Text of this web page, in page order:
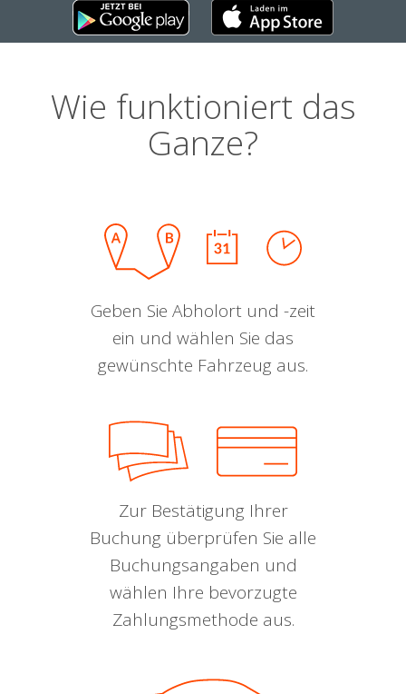
Wie funktioniert das
Ganze?
Geben Sie Abholort und -zeit
ein und wählen Sie das
gewünschte Fahrzeug aus.
Zur Bestätigung Ihrer
Buchung überprüfen Sie alle
Buchungsangaben und
wählen Ihre bevorzugte
Zahlungsmethode aus.